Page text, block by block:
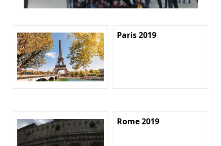
Paris 2019
Rome 2019